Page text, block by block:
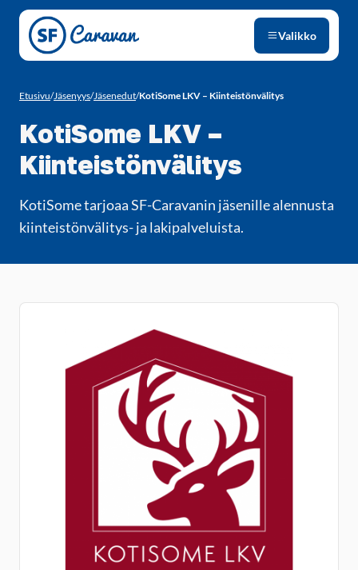
Siirry sivun sisältöön
Valikko
Etusivu/Jäsenyys/Jäsenedut/KotiSome LKV – Kiinteistönvälitys
KotiSome LKV –
Kiinteistönvälitys
KotiSome tarjoaa SF-Caravanin jäsenille alennusta
kiinteistönvälitys- ja lakipalveluista.